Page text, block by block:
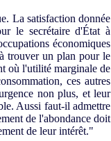
La satisfaction donnée
le secrétaire d'État à
économiques
trouver un plan pour le
où l'utilité marginale de
ces autres
non plus, et leur
Aussi faut-il admettre
de l'abondance doit
de leur intérêt."